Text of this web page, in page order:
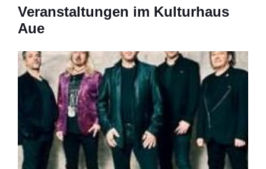
Veranstaltungen im Kulturhaus
Aue